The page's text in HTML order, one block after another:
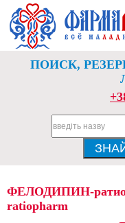
ПОИСК,
ФЕЛОДИПИН-
ratiopharm